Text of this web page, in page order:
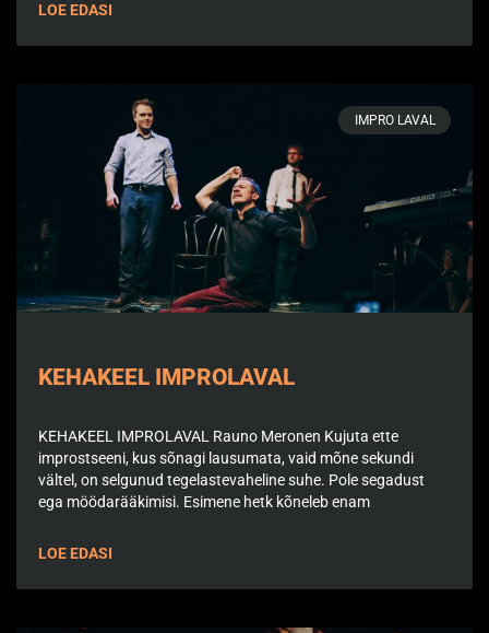
LOE EDASI
IMPRO LAVAL
KEHAKEEL IMPROLAVAL
KEHAKEEL IMPROLAVAL Rauno Meronen Kujuta ette
improstseeni, kus sõnagi lausumata, vaid mõne sekundi
vältel, on selgunud tegelastevaheline suhe. Pole segadust
ega möödarääkimisi. Esimene hetk kõneleb enam
LOE EDASI